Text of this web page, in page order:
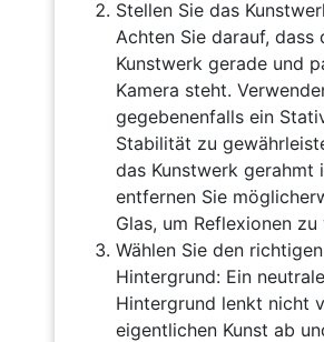
Stellen Sie das
Achten Sie darauf, dass
Kunstwerk gerade und
Kamera steht.
gegebenenfalls ein
Stabilität zu
das Kunstwerk gerahmt
entfernen Sie
Glas, um Reflexionen zu
Wählen Sie den richtigen
Hintergrund: Ein
Hintergrund lenkt nicht
eigentlichen Kunst ab